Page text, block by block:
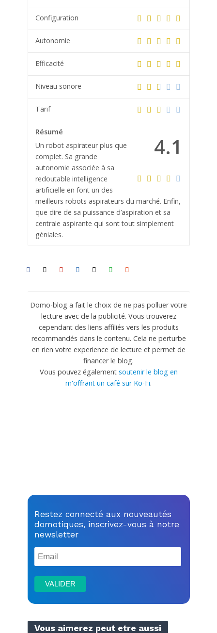
Configuration
Autonomie
Efficacité
Niveau sonore
Tarif
4.1
Résumé
Un robot aspirateur plus que
complet. Sa grande
autonomie associée à sa
redoutable intelligence
artificielle en font un des
meilleurs robots aspirateurs du marché. Enfin,
que dire de sa puissance d’aspiration et sa
centrale aspirante qui sont tout simplement
géniales.
Domo-blog a fait le choix de ne pas polluer votre
lecture avec de la publicité. Vous trouverez
cependant des liens affiliés vers les produits
recommandés dans le contenu. Cela ne perturbe
en rien votre experience de lecture et permet de
financer le blog.
Vous pouvez également soutenir le blog en
m'offrant un café sur Ko-Fi.
Restez connecté aux nouveautés
domotiques, inscrivez-vous à notre
newsletter
Vous aimerez peut etre aussi